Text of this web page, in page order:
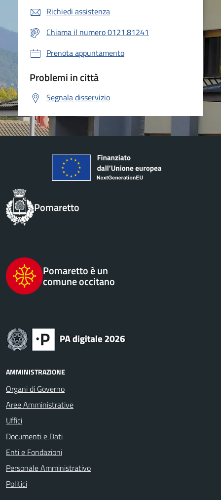
Richiedi assistenza
Chiama il numero 0121.81241
Prenota appuntamento
Problemi in città
Segnala disservizio
Pomaretto
Pomaretto è un
comune occitano
AMMINISTRAZIONE
Organi di Governo
Aree Amministrative
Uffici
Documenti e Dati
Enti e Fondazioni
Personale Amministrativo
Politici